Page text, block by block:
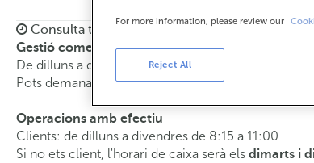
Consulta tots els horaris
Gestió comercial
De dilluns a divendres de8:15 a 14:00.
Pots demanar cita prèviai t'atendrem el dia i hora
Operacions amb efectiu
Clients: de dilluns a divendres de 8:15 a 11:00
Si no ets client, l'horari de caixa serà els dimarts i
For more information, please review our
Reject All